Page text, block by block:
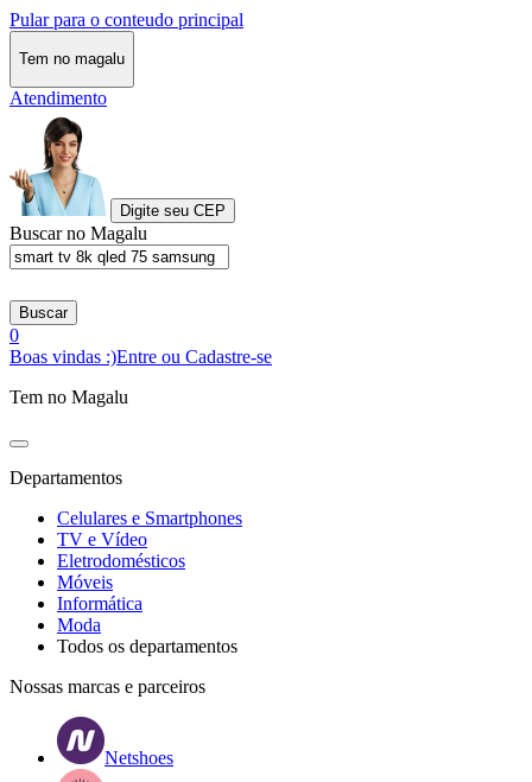
Pular para o conteudo principal
Tem no magalu
Atendimento
Digite seu CEP
Buscar no Magalu
Buscar
0
Boas vindas :)Entre ou Cadastre-se
Tem no Magalu
Departamentos
Celulares e Smartphones
TV e Vídeo
Eletrodomésticos
Móveis
Informática
Moda
Todos os departamentos
Nossas marcas e parceiros
Netshoes